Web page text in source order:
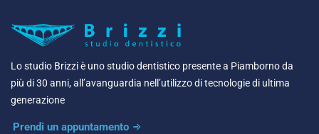
Lo studio Brizzi è uno studio dentistico presente a Piamborno da
più di 30 anni, all’avanguardia nell’utilizzo di tecnologie di ultima
generazione
Prendi un appuntamento